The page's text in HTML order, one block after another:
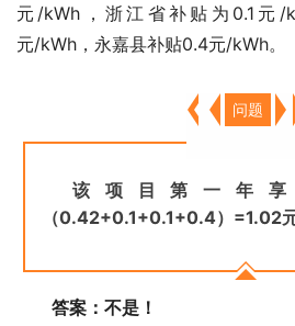
元/kWh，浙江省补贴为0.1元/
元/kWh，永嘉县补贴0.4元/kWh。
问题
该项目第一年
（0.42+0.1+0.1+0.4）=1.02
答案：不是！